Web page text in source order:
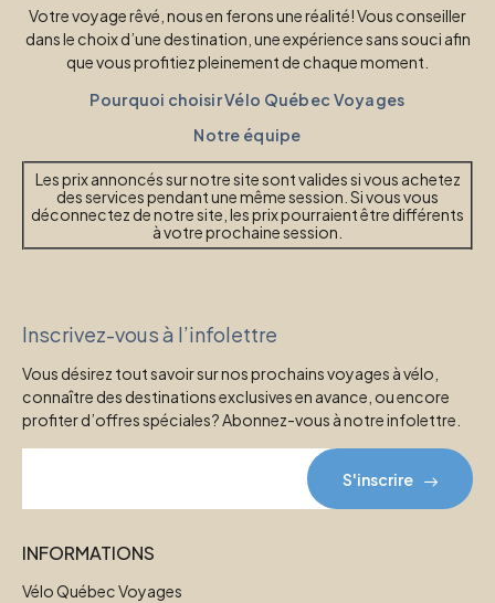
Votre voyage rêvé, nous en ferons une réalité! Vous conseiller
dans le choix d’une destination, une expérience sans souci afin
que vous profitiez pleinement de chaque moment.
Pourquoi choisir Vélo Québec Voyages
Notre équipe
Les prix annoncés sur notre site sont valides si vous achetez
des services pendant une même session. Si vous vous
déconnectez de notre site, les prix pourraient être différents
à votre prochaine session.
Inscrivez-vous à l’infolettre
Vous désirez tout savoir sur nos prochains voyages à vélo,
connaître des destinations exclusives en avance, ou encore
profiter d’offres spéciales? Abonnez-vous à notre infolettre.
S'inscrire
INFORMATIONS
Vélo Québec Voyages